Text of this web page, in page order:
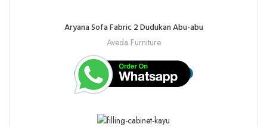
Aryana Sofa Fabric 2 Dudukan Abu-abu
Aveda Furniture